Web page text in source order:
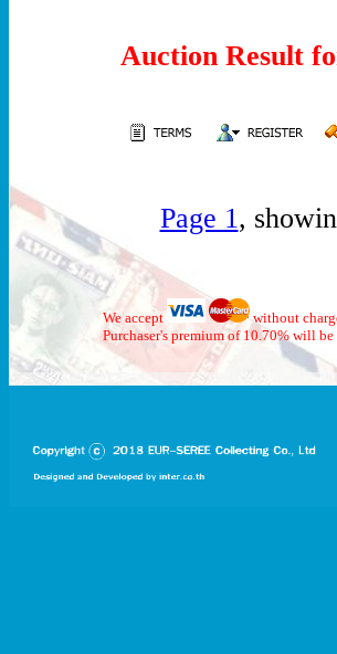
Auction Result
Page 1,
We accept
without
Purchaser's premium of 10.70% will